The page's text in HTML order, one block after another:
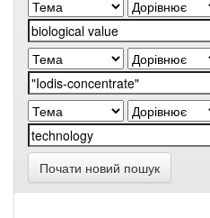
Почати новий пошук